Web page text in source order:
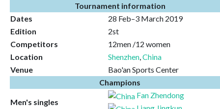
Tournament information
Dates
28 Feb–3 March 2019
Edition
2st
Competitors
12men /12 women
Location
Shenzhen,China
Venue
Bao'an Sports Center
Champions
Men's singles
Fan Zhendong